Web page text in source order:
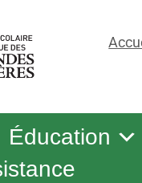
Éducation